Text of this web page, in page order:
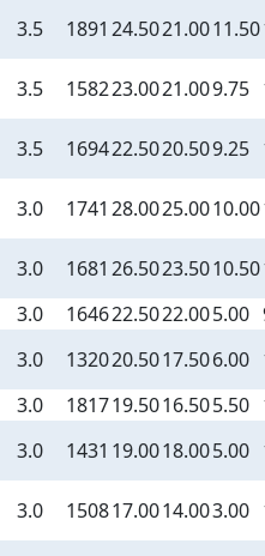
3.5 1891 24.5021.0011.50
3.5 158223.0021.009.75
3.5 169422.5020.509.25
3.0 1741 28.0025.0010.00
3.0 1681 26.5023.5010.50
3.0 164622.5022.005.00
3.0 132020.5017.506.00
3.0 181719.5016.505.50
3.0 1431 19.0018.005.00
3.0 150817.0014.003.00